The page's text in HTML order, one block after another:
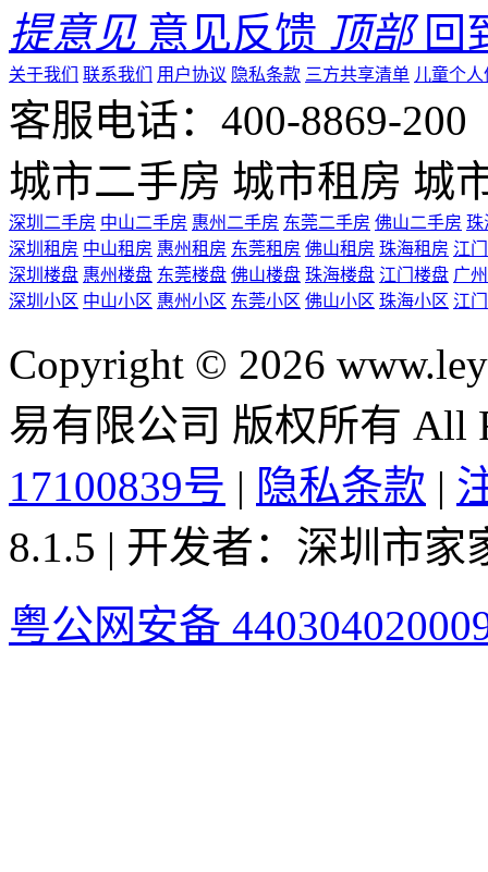
提意见 意见反馈 顶部 回
关于我们 联系我们 用户协议 隐私条款 三方共享清单 儿童个
客服电话：400-8869-200
城市二手房 城市租房 城
深圳二手房 中山二手房 惠州二手房 东莞二手房 佛山二手房 珠
深圳租房 中山租房 惠州租房 东莞租房 佛山租房 珠海租房 江
深圳楼盘 惠州楼盘 东莞楼盘 佛山楼盘 珠海楼盘 江门楼盘 广
深圳小区 中山小区 惠州小区 东莞小区 佛山小区 珠海小区 江
Copyright © 2026
易有限公司 版权所有 All
17100839号 | 隐私条款 |
8.1.5 | 开发者：深圳市
粤公网安备